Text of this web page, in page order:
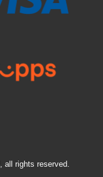
all rights reserved.